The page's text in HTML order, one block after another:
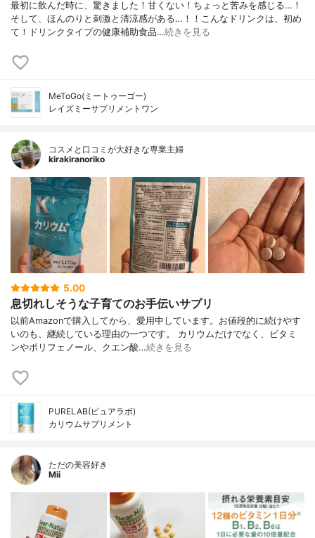
最初に飲んだ時に、驚きました！甘くない！ちょっと苦みを感じる…！
そして、ほんのりと刺激と清涼感がある…！！こんなドリンクは、初め
て！ドリンクタイプの健康補助食品…続きを見る
MeToGo(ミートゥーゴー)
レイズミーサプリメントワン
コスメと口コミが大好きな専業主婦
kirakiranoriko
5.00
息切れしそうな子育てのお手伝いサプリ
以前Amazonで購入してから、愛用中しています。お値段的に続けやす
いのも、継続している理由の一つです。 カリウムだけでなく、ビタミ
ンやポリフェノール、クエン酸…続きを見る
PURELAB(ピュアラボ)
カリウムサプリメント
ただの美容好き
Mii